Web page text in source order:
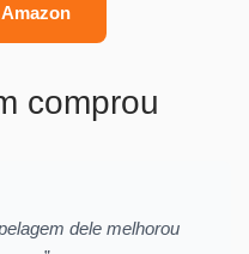
comprou
dele melhorou